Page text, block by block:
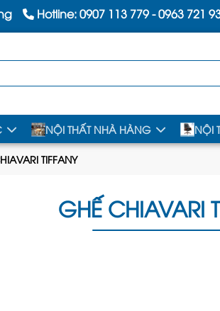
Hotline:0907 113 779-0963 721
NỘI THẤT NHÀ HÀNG NỘI
TIFFANY
GHẾ CHIAVARI